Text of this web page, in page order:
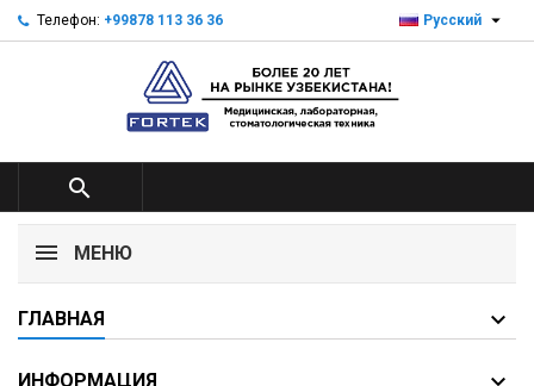
Телефон: +99878 113 36 36 Русский 

МЕНЮ
ГЛАВНАЯ
ИНФОРМАЦИЯ